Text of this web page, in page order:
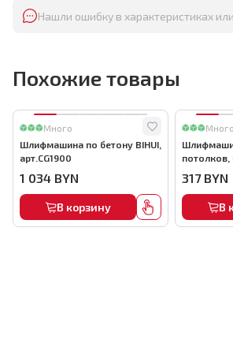
Нашли ошибку в характеристиках
Похожие товары
Много
Шлифмашина по бетону BIHUI,
арт.CG1900
1 034 BYN
В корзину
Много
потолков,
317 BYN
В